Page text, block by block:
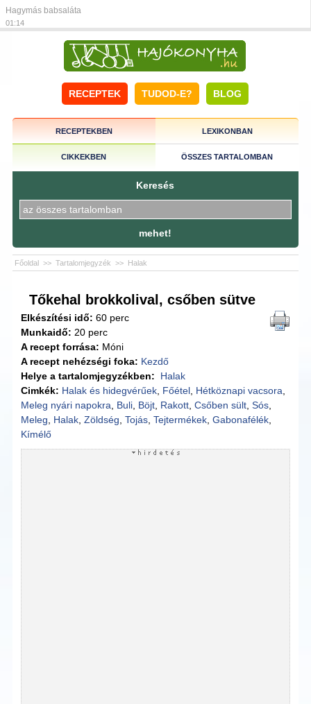
Hagymás babsaláta
01:14
RECEPTEK TUDOD-E? BLOG
RECEPTEKBEN LEXIKONBAN
CIKKEKBEN ÖSSZES TARTALOMBAN
Keresés
mehet!
Főoldal >> Tartalomjegyzék >> Halak
Tőkehal brokkolival, csőben sütve
Elkészítési idő: 60 perc
Munkaidő: 20 perc
A recept forrása: Móni
A recept nehézségi foka: Kezdő
Helye a tartalomjegyzékben:
Halak
Cimkék: Halak és hidegvérűek Főétel Hétköznapi vacsora
Meleg nyári napokra
Buli Böjt Rakott ,Csőben sült ,Sós
Meleg
Halak ,Zöldség ,Tojás ,Tejtermékek ,Gabonafélék
Kímélő